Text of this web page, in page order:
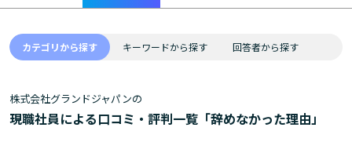
カテゴリから探す キーワードから探す 回答者から探す
株式会社グランドジャパンの
現職社員による口コミ・評判一覧「辞めなかった理由」